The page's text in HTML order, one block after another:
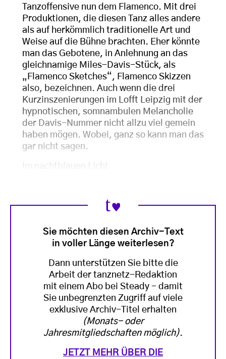
Tanzoffensive nun dem Flamenco. Mit drei
Produktionen, die diesen Tanz alles andere
als auf herkömmlich traditionelle Art und
Weise auf die Bühne brachten. Eher könnte
man das Gebotene, in Anlehnung an das
gleichnamige Miles-Davis-Stück, als
„Flamenco Sketches“, Flamenco Skizzen
also, bezeichnen. Auch wenn die drei
Kurzinszenierungen im Lofft Leipzig mit der
hypnotischen, somnambulen Melancholie
der Davis-Nummer nicht allzu viel gemein
haben mögen. Wobei, ganz so kann man das
gar nicht sagen.
Im nachtblauen Licht
Sie möchten diesen Archiv-Text
in voller Länge weiterlesen?
Dann unterstützen Sie bitte die
Arbeit der tanznetz-Redaktion
mit einem Abo bei Steady - damit
Sie unbegrenzten Zugriff auf viele
exklusive Archiv-Titel erhalten
(Monats- oder
Jahresmitgliedschaften möglich).
JETZT MEHR ÜBER DIE